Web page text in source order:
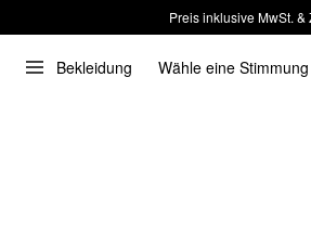
Preis inklusive MwSt.
Bekleidung Wähle eine Stimmung